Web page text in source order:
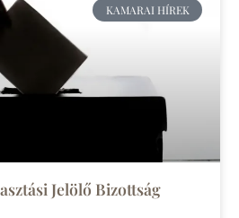
KAMARAI HÍREK
Jelölő Bizottság